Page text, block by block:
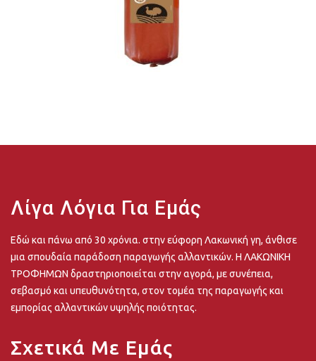
Λίγα Λόγια Για Εμάς
Εδώ και πάνω από 30 χρόνια. στην εύφορη Λακωνική γη, άνθισε
μια σπουδαία παράδοση παραγωγής αλλαντικών. Η ΛΑΚΩΝΙΚΗ
ΤΡΟΦΗΜΩΝ δραστηριοποιείται στην αγορά, με συνέπεια,
σεβασμό και υπευθυνότητα, στον τομέα της παραγωγής και
εμπορίας αλλαντικών υψηλής ποιότητας.
Σχετικά Με Εμάς